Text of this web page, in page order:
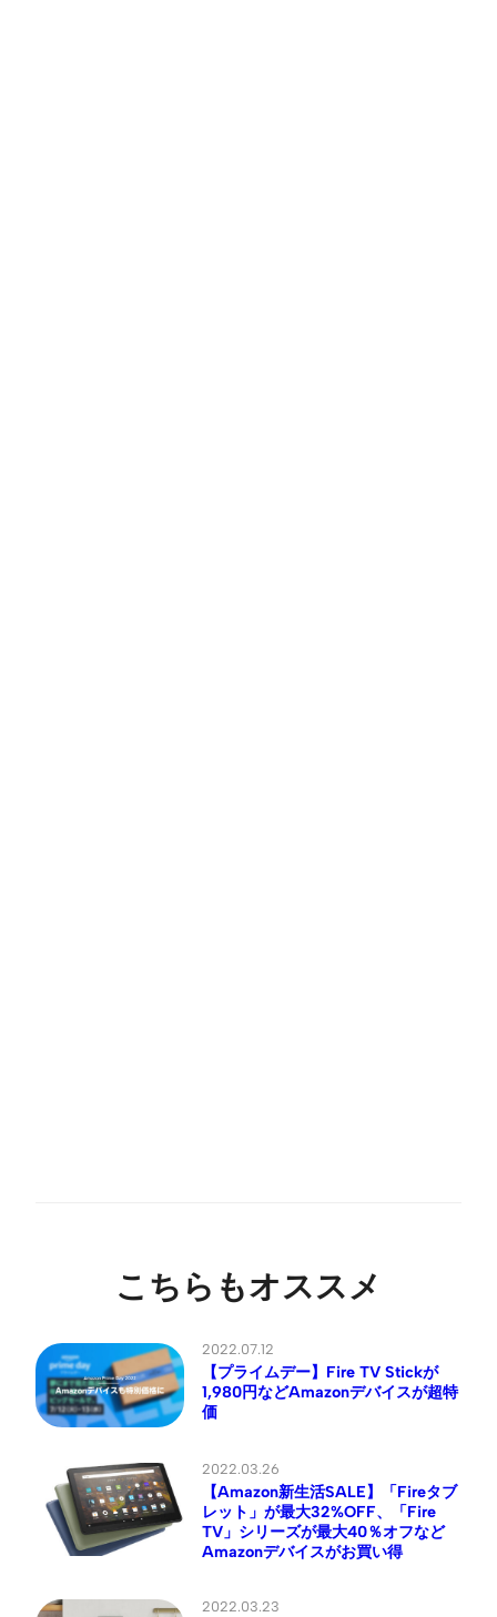
こちらもオススメ
2022.07.12
【プライムデー】Fire TV Stickが
1,980円などAmazonデバイスが超特
価
2022.03.26
【Amazon新生活SALE】「Fireタブ
レット」が最大32%OFF、「Fire
TV」シリーズが最大40％オフなど
Amazonデバイスがお買い得
2022.03.23